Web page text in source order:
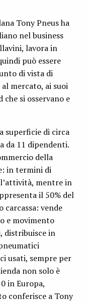
Tony Pneus ha
nel business
lavora in
può essere
di vista di
mercato, ai suoi
si osservano e
superficie di circa
da 11 dipendenti.
della
in termini di
mentre in
il 50% del
carcassa: vende
e movimento
distribuisce in
usati, sempre per
non solo è
in Europa,
conferisce a Tony